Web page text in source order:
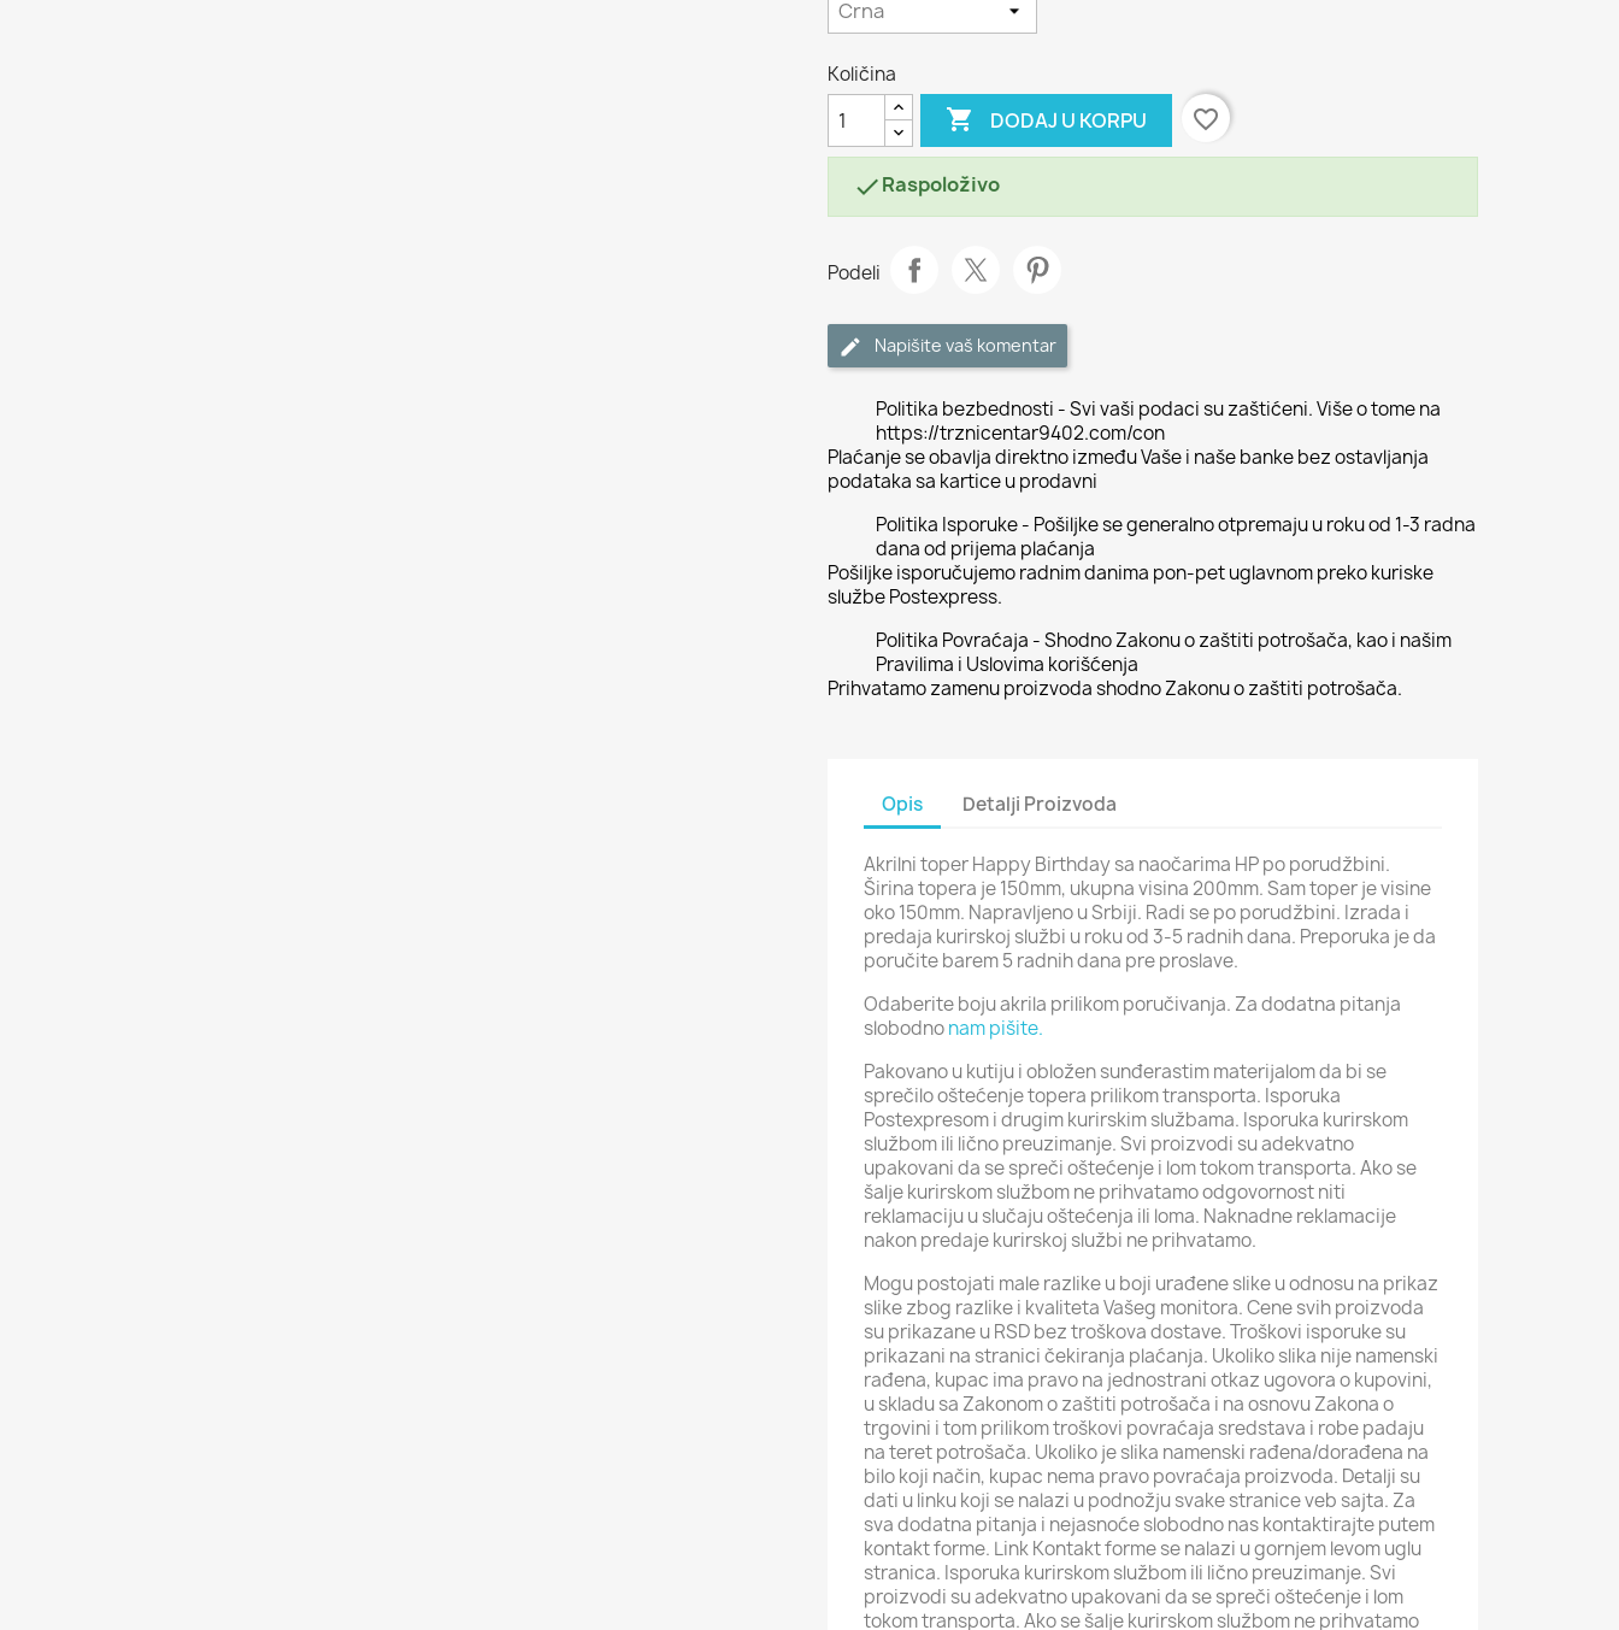
Količina
 DODAJ U KORPU favorite_border
Raspoloživo
Podeli
Napišite vaš komentar
Politika bezbednosti - Svi vaši podaci su zaštićeni. Više o tome na
https://trznicentar9402.com/con
Plaćanje se obavlja direktno između Vaše i naše banke bez ostavljanja
podataka sa kartice u prodavni
Politika Isporuke - Pošiljke se generalno otpremaju u roku od 1-3 radna
dana od prijema plaćanja
Pošiljke isporučujemo radnim danima pon-pet uglavnom preko kuriske
službe Postexpress.
Politika Povraćaja - Shodno Zakonu o zaštiti potrošača, kao i našim
Pravilima i Uslovima korišćenja
Prihvatamo zamenu proizvoda shodno Zakonu o zaštiti potrošača.
Opis Detalji Proizvoda
Akrilni toper Happy Birthday sa naočarima HP po porudžbini.
Širina topera je 150mm, ukupna visina 200mm. Sam toper je visine
oko 150mm. Napravljeno u Srbiji. Radi se po porudžbini. Izrada i
predaja kurirskoj službi u roku od 3-5 radnih dana. Preporuka je da
poručite barem 5 radnih dana pre proslave.
Odaberite boju akrila prilikom poručivanja. Za dodatna pitanja
slobodnonam pišite.
Pakovano u kutiju i obložen sunđerastim materijalom da bi se
sprečilo oštećenje topera prilikom transporta. Isporuka
Postexpresom i drugim kurirskim službama. Isporuka kurirskom
službom ili lično preuzimanje. Svi proizvodi su adekvatno
upakovani da se spreči oštećenje i lom tokom transporta. Ako se
šalje kurirskom službom ne prihvatamo odgovornost niti
reklamaciju u slučaju oštećenja ili loma. Naknadne reklamacije
nakon predaje kurirskoj službi ne prihvatamo.
Mogu postojati male razlike u boji urađene slike u odnosu na prikaz
slike zbog razlike i kvaliteta Vašeg monitora. Cene svih proizvoda
su prikazane u RSD bez troškova dostave. Troškovi isporuke su
prikazani na stranici čekiranja plaćanja. Ukoliko slika nije namenski
rađena, kupac ima pravo na jednostrani otkaz ugovora o kupovini,
u skladu sa Zakonom o zaštiti potrošača i na osnovu Zakona o
trgovini i tom prilikom troškovi povraćaja sredstava i robe padaju
na teret potrošača. Ukoliko je slika namenski rađena/dorađena na
bilo koji način, kupac nema pravo povraćaja proizvoda. Detalji su
dati u linku koji se nalazi u podnožju svake stranice veb sajta. Za
sva dodatna pitanja i nejasnoće slobodno nas kontaktirajte putem
kontakt forme. Link Kontakt forme se nalazi u gornjem levom uglu
stranica. Isporuka kurirskom službom ili lično preuzimanje. Svi
proizvodi su adekvatno upakovani da se spreči oštećenje i lom
tokom transporta. Ako se šalje kurirskom službom ne prihvatamo